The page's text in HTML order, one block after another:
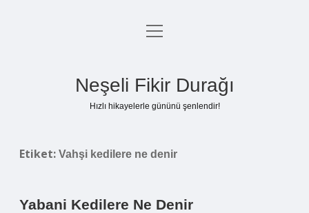
Anasayfa
menüyü
Neşeli Fikir Durağı
Hızlı hikayelerle gününü şenlendir!
Etiket: Vahşi kedilere ne denir
Yabani Kedilere Ne Denir